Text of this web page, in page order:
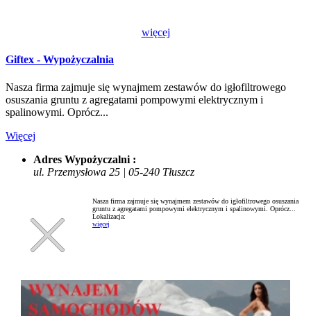
więcej
Giftex - Wypożyczalnia
Nasza firma zajmuje się wynajmem zestawów do igłofiltrowego
osuszania gruntu z agregatami pompowymi elektrycznym i
spalinowymi. Oprócz...
Więcej
Adres Wypożyczalni :
ul. Przemysłowa 25 | 05-240 Tłuszcz
Nasza firma zajmuje się wynajmem zestawów do igłofiltrowego osuszania
gruntu z agregatami pompowymi elektrycznym i spalinowymi. Oprócz...
Lokalizacja:
więcej